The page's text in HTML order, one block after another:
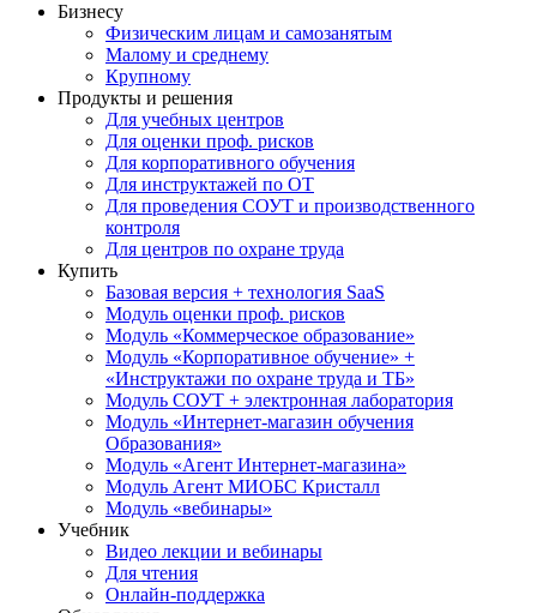
Бизнесу
Физическим лицам и самозанятым
Малому и среднему
Крупному
Продукты и решения
Для учебных центров
Для оценки проф. рисков
Для корпоративного обучения
Для инструктажей по ОТ
Для проведения СОУТ и производственного
контроля
Для центров по охране труда
Купить
Базовая версия + технология SaaS
Модуль оценки проф. рисков
Модуль «Коммерческое образование»
Модуль «Корпоративное обучение» +
«Инструктажи по охране труда и ТБ»
Модуль СОУТ + электронная лаборатория
Модуль «Интернет-магазин обучения
Образования»
Модуль «Агент Интернет-магазина»
Модуль Агент МИОБС Кристалл
Модуль «вебинары»
Учебник
Видео лекции и вебинары
Для чтения
Онлайн-поддержка